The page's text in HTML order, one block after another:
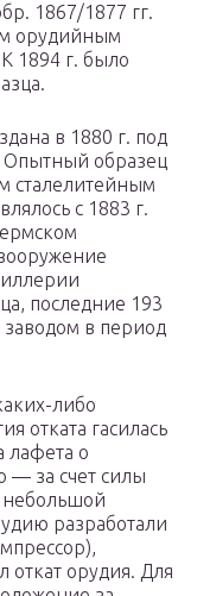
1867/1877 гг.
орудийным
1894 г. было
в 1880 г. под
Опытный образец
сталелитейным
с 1883 г.
последние 193
в период
либо
отката гасилась
лафета о
— за счет силы
небольшой
разработали
откат орудия. Для